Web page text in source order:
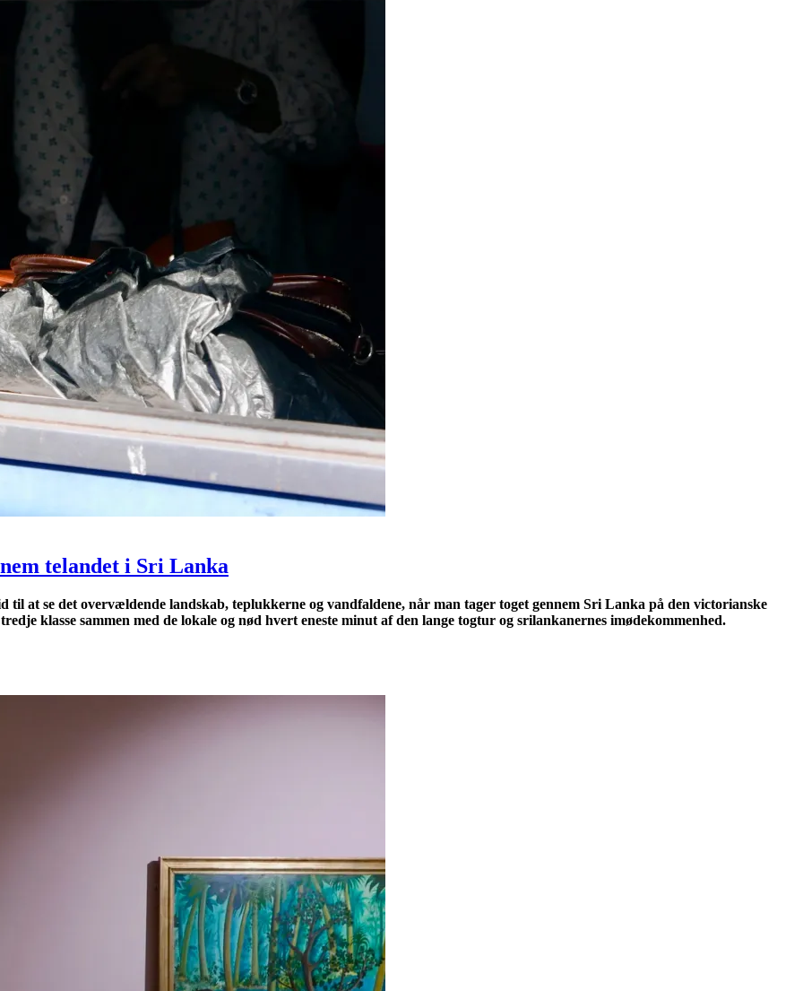
telandet i Sri Lanka
at se det overvældende landskab, teplukkerne og vandfaldene, når man tager toget gennem Sri Lanka på den victorianske
klasse sammen med de lokale og nød hvert eneste minut af den lange togtur og srilankanernes imødekommenhed.